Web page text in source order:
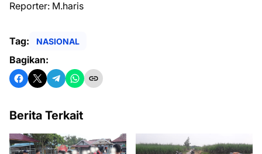
Reporter: M.haris
Tag: NASIONAL
Bagikan:
Berita Terkait